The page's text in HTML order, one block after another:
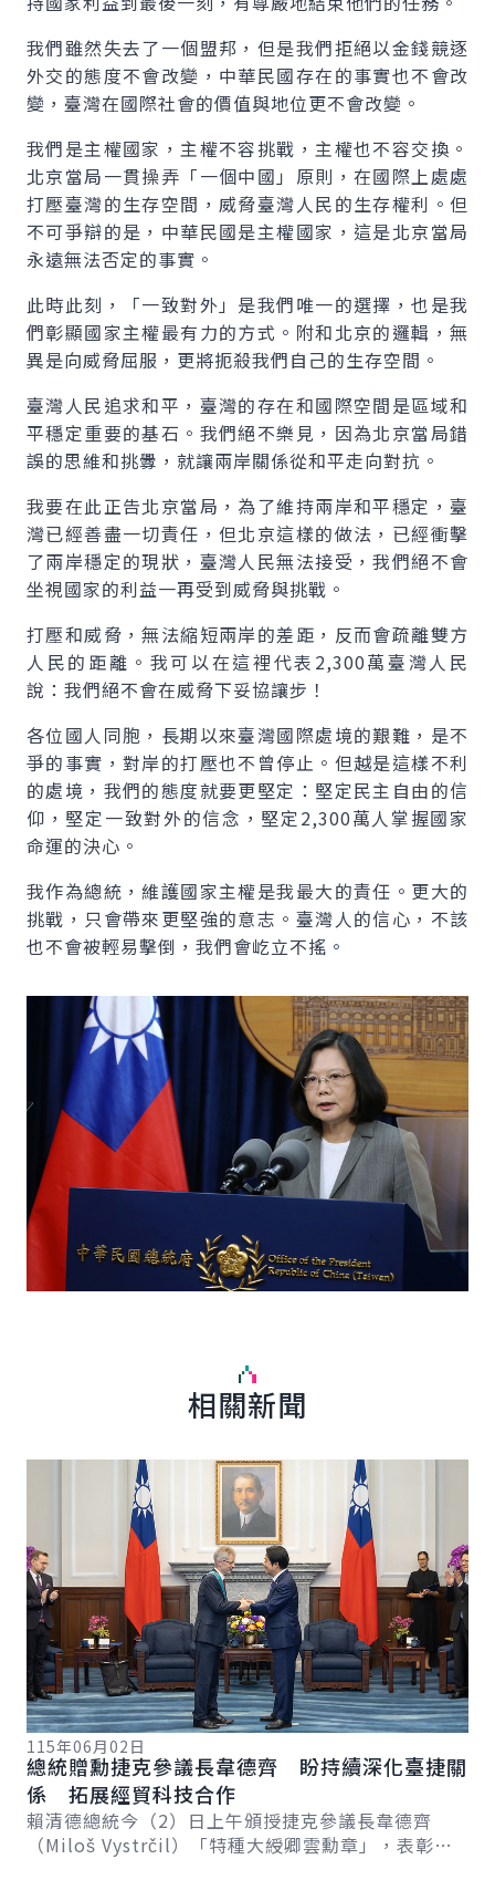
我們雖然失去了一個盟邦，但是我們拒絕以金錢競逐
外交的態度不會改變，中華民國存在的事實也不會改
變，臺灣在國際社會的價值與地位更不會改變。
我們是主權國家，主權不容挑戰，主權也不容交換。
北京當局一貫操弄「一個中國」原則，在國際上處處
打壓臺灣的生存空間，威脅臺灣人民的生存權利。但
不可爭辯的是，中華民國是主權國家，這是北京當局
永遠無法否定的事實。
此時此刻，「一致對外」是我們唯一的選擇，也是我
們彰顯國家主權最有力的方式。附和北京的邏輯，無
異是向威脅屈服，更將扼殺我們自己的生存空間。
臺灣人民追求和平，臺灣的存在和國際空間是區域和
平穩定重要的基石。我們絕不樂見，因為北京當局錯
誤的思維和挑釁，就讓兩岸關係從和平走向對抗。
我要在此正告北京當局，為了維持兩岸和平穩定，臺
灣已經善盡一切責任，但北京這樣的做法，已經衝擊
了兩岸穩定的現狀，臺灣人民無法接受，我們絕不會
坐視國家的利益一再受到威脅與挑戰。
打壓和威脅，無法縮短兩岸的差距，反而會疏離雙方
人民的距離。我可以在這裡代表2,300萬臺灣人民
說：我們絕不會在威脅下妥協讓步！
各位國人同胞，長期以來臺灣國際處境的艱難，是不
爭的事實，對岸的打壓也不曾停止。但越是這樣不利
的處境，我們的態度就要更堅定：堅定民主自由的信
仰，堅定一致對外的信念，堅定2,300萬人掌握國家
命運的決心。
我作為總統，維護國家主權是我最大的責任。更大的
挑戰，只會帶來更堅強的意志。臺灣人的信心，不該
也不會被輕易擊倒，我們會屹立不搖。
相關新聞
115年06月02日
總統贈勳捷克參議長韋德齊 盼持續深化臺捷關
係 拓展經貿科技合作
賴清德總統今（2）日上午頒授捷克參議長韋德齊
（Miloš Vystrčil）「特種大綬卿雲勳章」，表彰其